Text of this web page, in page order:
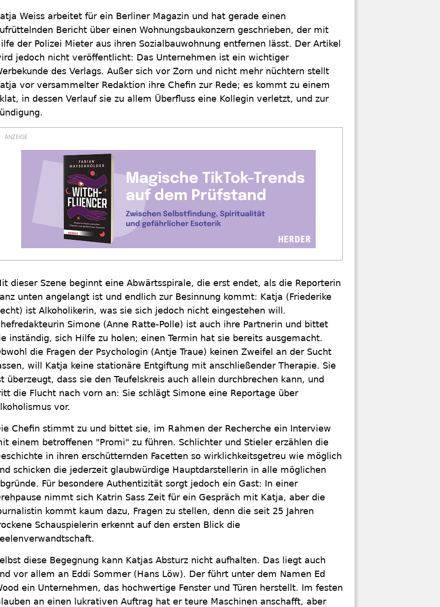
Weiss arbeitet für ein Berliner Magazin und hat gerade einen
Bericht über einen Wohnungsbaukonzern geschrieben, der mit
der Polizei Mieter aus ihren Sozialbauwohnung entfernen lässt. Der Artikel
jedoch nicht veröffentlicht: Das Unternehmen ist ein wichtiger
des Verlags. Außer sich vor Zorn und nicht mehr nüchtern stellt
vor versammelter Redaktion ihre Chefin zur Rede; es kommt zu einem
in dessen Verlauf sie zu allem Überfluss eine Kollegin verletzt, und zur
dieser Szene beginnt eine Abwärtsspirale, die erst endet, als die Reporterin
unten angelangt ist und endlich zur Besinnung kommt: Katja (Friederike
ist Alkoholikerin, was sie sich jedoch nicht eingestehen will.
Simone (Anne Ratte-Polle) ist auch ihre Partnerin und bittet
inständig, sich Hilfe zu holen; einen Termin hat sie bereits ausgemacht.
die Fragen der Psychologin (Antje Traue) keinen Zweifel an der Sucht
will Katja keine stationäre Entgiftung mit anschließender Therapie. Sie
überzeugt, dass sie den Teufelskreis auch allein durchbrechen kann, und
die Flucht nach vorn an: Sie schlägt Simone eine Reportage über
vor.
Chefin stimmt zu und bittet sie, im Rahmen der Recherche ein Interview
einem betroffenen "Promi" zu führen. Schlichter und Stieler erzählen die
in ihren erschütternden Facetten so wirklichkeitsgetreu wie möglich
schicken die jederzeit glaubwürdige Hauptdarstellerin in alle möglichen
Für besondere Authentizität sorgt jedoch ein Gast: In einer
nimmt sich Katrin Sass Zeit für ein Gespräch mit Katja, aber die
kommt kaum dazu, Fragen zu stellen, denn die seit 25 Jahren
Schauspielerin erkennt auf den ersten Blick die
diese Begegnung kann Katjas Absturz nicht aufhalten. Das liegt auch
vor allem an Eddi Sommer (Hans Löw). Der führt unter dem Namen Ed
ein Unternehmen, das hochwertige Fenster und Türen herstellt. Im festen
an einen lukrativen Auftrag hat er teure Maschinen anschafft, aber